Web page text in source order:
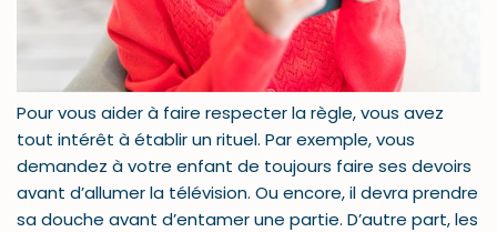
Pour vous aider à faire respecter la règle, vous avez
tout intérêt à établir un rituel. Par exemple, vous
demandez à votre enfant de toujours faire ses devoirs
avant d’allumer la télévision. Ou encore, il devra prendre
sa douche avant d’entamer une partie. D’autre part, les